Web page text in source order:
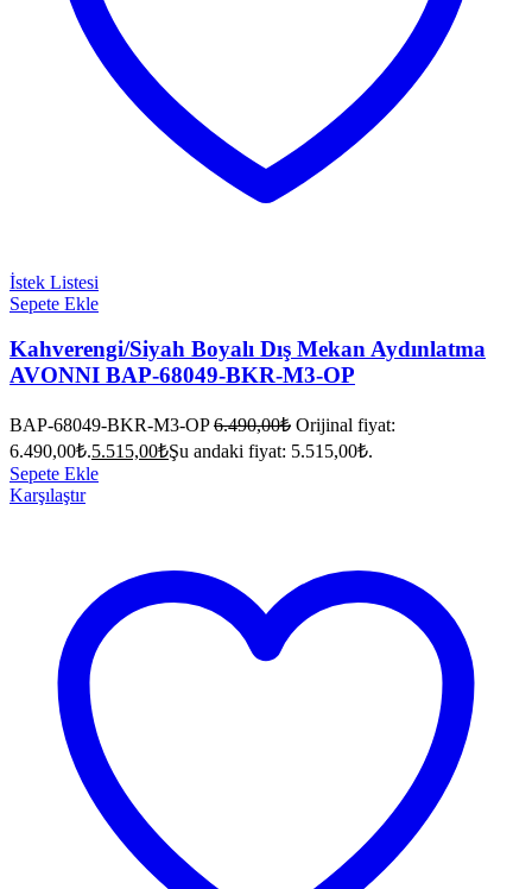
İstek Listesi
Sepete Ekle
Kahverengi/Siyah Boyalı Dış Mekan Aydınlatma
AVONNI BAP-68049-BKR-M3-OP
BAP-68049-BKR-M3-OP 6.490,00₺ Orijinal fiyat:
6.490,00₺.5.515,00₺Şu andaki fiyat: 5.515,00₺.
Sepete Ekle
Karşılaştır